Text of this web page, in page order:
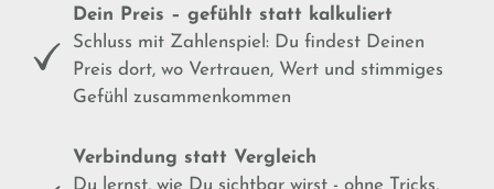
Dein Preis – gefühlt statt kalkuliert
Schluss mit Zahlenspiel: Du findest Deinen
Preis dort, wo Vertrauen, Wert und stimmiges
Gefühl zusammenkommen
Verbindung statt Vergleich